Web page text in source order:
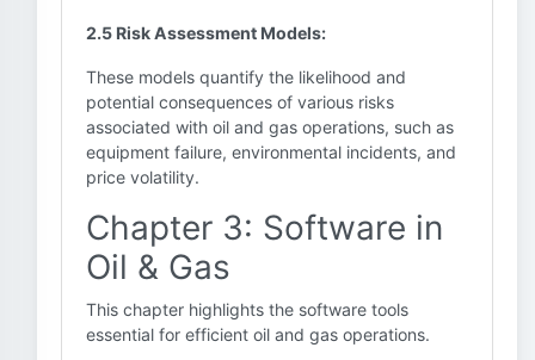
2.5 Risk Assessment Models:
These models quantify the likelihood and
potential consequences of various risks
associated with oil and gas operations, such as
equipment failure, environmental incidents, and
price volatility.
Chapter 3: Software in
Oil & Gas
This chapter highlights the software tools
essential for efficient oil and gas operations.